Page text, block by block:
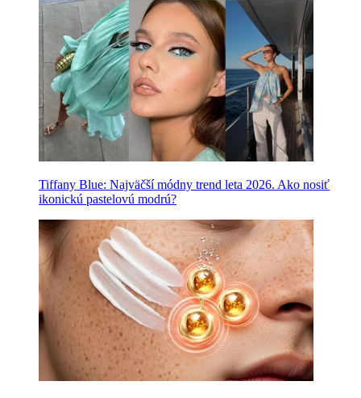
Tiffany Blue: Najväčší módny trend leta 2026. Ako nosiť
ikonickú pastelovú modrú?